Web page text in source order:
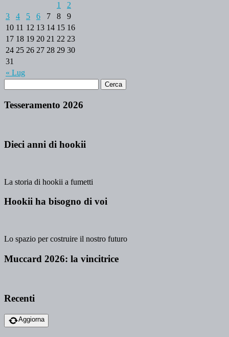
« Lug
1
2
3
4 5 6 7 8
9
10 11 12 13 14 15 16
17 18 19 20 21 22 23
24 25 26 27 28 29 30
31
Tesseramento 2026
Dieci anni di hookii
La storia di hookii a fumetti
Hookii ha bisogno di voi
Lo spazio per costruire il nostro futuro
Muccard 2026: la vincitrice
Recenti
Aggiorna